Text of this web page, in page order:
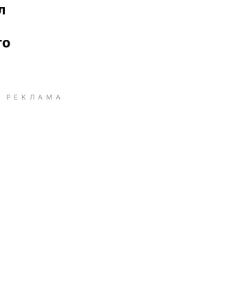
РЕКЛАМА